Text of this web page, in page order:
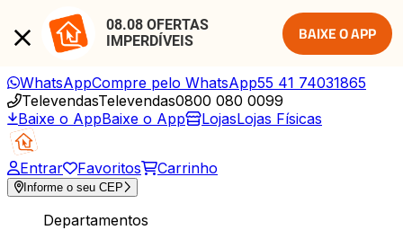
08.08 OFERTAS
IMPERDÍVEIS
BAIXE O APP
WhatsAppCompre pelo WhatsApp55 41 74031865
TelevendasTelevendas0800 080 0099
Baixe o AppBaixe o App LojasLojas Físicas
Entrar Favoritos Carrinho
Informe o seu CEP
Departamentos